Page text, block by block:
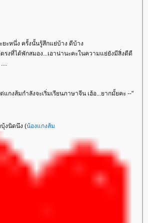
ยะหนึ่ง ครั้งนั้นรู้สึกแย่บ้าง ดีบ้าง
ที่ได้พักสมอง...เอาน่านะคะในความแย่ยังมีสิ่งดีดี
แกงส้มกำลังจะเริ่มเรียนภาษาจีน เฮ้อ...ยากมั้ยคะ --"
งนิดนึง (น้องแกงส้ม